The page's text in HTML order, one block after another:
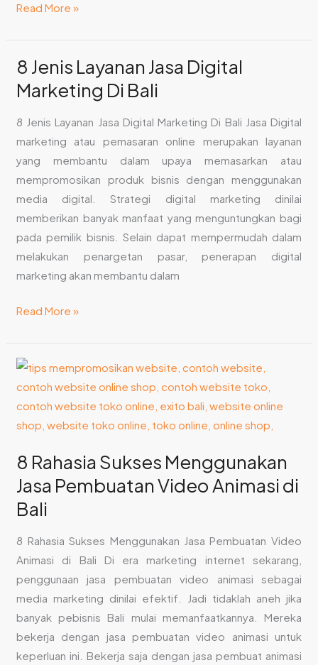
Read More »
8 Jenis Layanan Jasa Digital
Marketing Di Bali
8 Jenis Layanan Jasa Digital Marketing Di Bali Jasa Digital
marketing atau pemasaran online merupakan layanan
yang membantu dalam upaya memasarkan atau
mempromosikan produk bisnis dengan menggunakan
media digital. Strategi digital marketing dinilai
memberikan banyak manfaat yang menguntungkan bagi
pada pemilik bisnis. Selain dapat mempermudah dalam
melakukan penargetan pasar, penerapan digital
marketing akan membantu dalam
8
Jenis
Jasa
Digital
Marketing
Di
Bali
Read More »
8 Rahasia Sukses Menggunakan
Jasa Pembuatan Video Animasi di
Bali
8 Rahasia Sukses Menggunakan Jasa Pembuatan Video
Animasi di Bali Di era marketing internet sekarang,
penggunaan jasa pembuatan video animasi sebagai
media marketing dinilai efektif. Jadi tidaklah aneh jika
banyak pebisnis Bali mulai memanfaatkannya. Mereka
bekerja dengan jasa pembuatan video animasi untuk
keperluan ini. Bekerja saja dengan jasa pembuat animasi
8
Rahasia
Sukses
Menggunakan
Pembuatan
Video
Animasi
di
Bali